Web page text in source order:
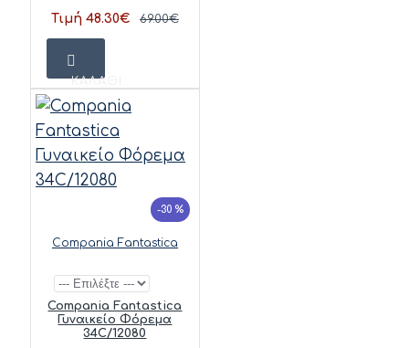
Τιμή 48.30€ 69.00€
ΚΑΛΆΘΙ
-30 %
Compania Fantastica
Compania Fantastica
Γυναικείο Φόρεμα
34C/12080